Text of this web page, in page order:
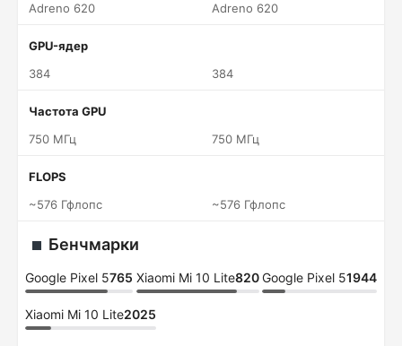
Adreno 620
Adreno 620
GPU-ядер
384
384
Частота GPU
750 МГц
750 МГц
FLOPS
~576 Гфлопс
~576 Гфлопс
Бенчмарки
Google Pixel 5765 Xiaomi Mi 10 Lite820 Google Pixel 51944
Xiaomi Mi 10 Lite2025